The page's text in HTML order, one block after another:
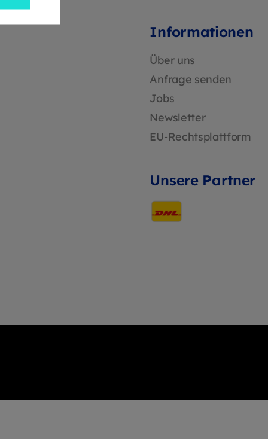
Informationen
Über uns
Anfrage senden
Jobs
Newsletter
EU-Rechtsplattform
Unsere Partner